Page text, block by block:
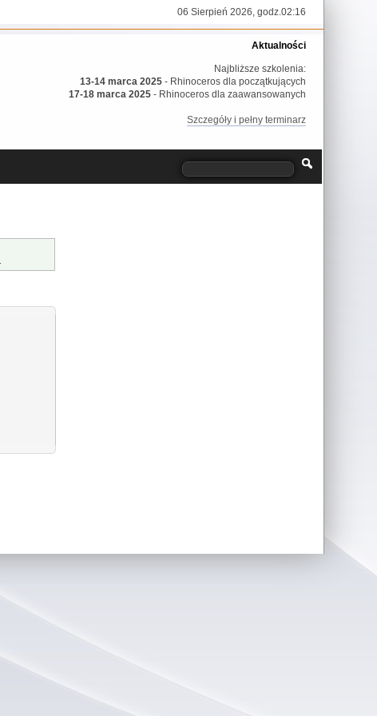
06 Sierpień 2026, godz.02:16
Aktualności
Najbliższe szkolenia:
13-14 marca 2025 - Rhinoceros dla początkujących
17-18 marca 2025 - Rhinoceros dla zaawansowanych
Szczegóły i pełny terminarz